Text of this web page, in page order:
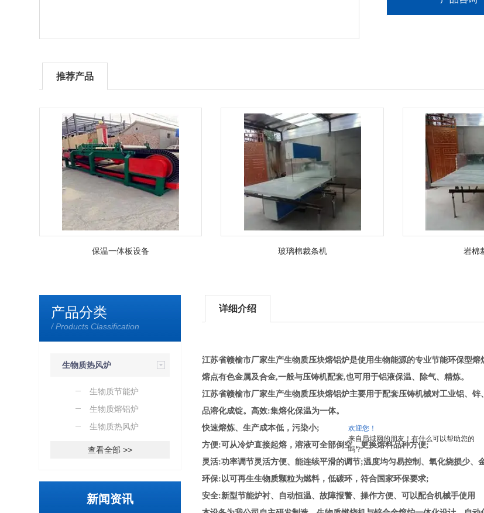
欢迎您！
来自局域网的朋友！有什么可以帮助您的
吗？
推荐产品
保温一体板设备 玻璃棉裁条机 岩棉
产品分类
/ Products Classification
生物质热风炉
生物质节能炉
生物质熔铝炉
生物质热风炉
查看全部 >>
新闻资讯
详细介绍
江苏省赣榆市厂家生产生物质压块熔铝炉是使用生物能源的专业节能环保型
熔点有色金属及合金,一般与压铸机配套,也可用于铝液保温、除气、精炼。
江苏省赣榆市厂家生产生物质压块熔铝炉主要用于配套压铸机械对工业铝、
品溶化成锭。高效:集熔化保温为一体。
快速熔炼、生产成本低，污染小;
方便:可从冷炉直接起熔，溶液可全部倒空，更换熔料品种方便;
灵活:功率调节灵活方便、能连续平滑的调节;温度均匀易控制、氧化烧损少、
环保:以可再生生物质颗粒为燃料，低碳环，符合国家环保要求;
安全:新型节能炉衬、自动恒温、故障报警、操作方便、可以配合机械手使用